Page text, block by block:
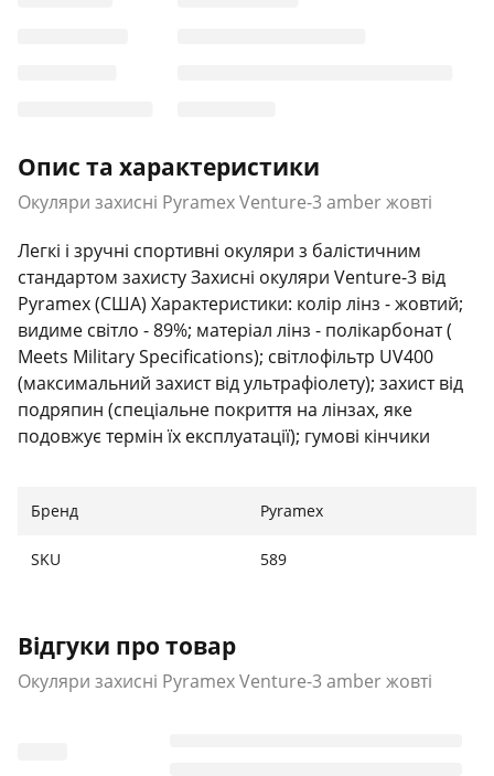
Опис та характеристики
Окуляри захисні Pyramex Venture-3 amber жовті
Легкі і зручні спортивні окуляри з балістичним
стандартом захисту Захисні окуляри Venture-3 від
Pyramex (США) Характеристики: колір лінз - жовтий;
видиме світло - 89%; матеріал лінз - полікарбонат (
Meets Military Specifications); світлофільтр UV400
(максимальний захист від ультрафіолету); захист від
подряпин (спеціальне покриття на лінзах, яке
подовжує термін їх експлуатації); гумові кінчики
передбачені отвори для кріплення до аксесуарів;
перфорація у верхній частині оправи (додаткова
CAN/CSA Z94.3-07 CE EN166 Certified MIL-PRF 32432
Параметри: Товщина лінзи 2,3 мм Розмір оправи
139,4 мм Розмір лінзи (діагональ/вертикаль) 82 x 46,6
Бренд Pyramex
SKU 589
Відгуки про товар
Окуляри захисні Pyramex Venture-3 amber жовті